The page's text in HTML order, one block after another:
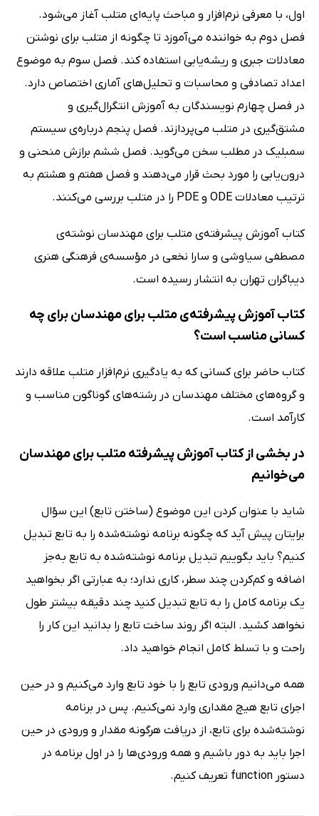
اول، با معرفی نرم‌افزار و مباحث پایه‌ای متلب آغاز می‌شود.
فصل دوم به خواننده می‌آموزد تا چگونه از متلب برای نوشتن
معادلات جبری و ریشه‌یابی استفاده کند. فصل سوم به موضوع
اعداد تصادفی و محاسبات و تحلیل‌های آماری اختصاص دارد.
در فصل چهارم نویسندگان به آموزش انتگرال‌گیری و
مشتق‌گیری در متلب می‌پردازند. فصل پنجم درباره‌ی سیستم
سمبلیک در مطلب سخن می‌گوید. فصل ششم برازش منحنی و
درون‌یابی را مورد بحث قرار می‌دهند و فصل هفتم و هشتم به
ترتیب معادلات ODE و PDE را در متلب بررسی می‌کنند.
کتاب آموزش پیشرفته‌ی متلب برای مهندسان نوشته‌ی
مصطفی سیاوشی و سارا نخعی در مؤسسه‌ی فرهنگی هنری
دیباگران تهران به انتشار رسیده است.
کتاب آموزش پیشرفته‌ی متلب برای مهندسان برای چه
کسانی مناسب است؟
کتاب حاضر برای کسانی که به یادگیری نرم‌افزار متلب علاقه دارند
و گروه‌های مختلف مهندسان در رشته‌های گوناگون مناسب و
کارآمد است.
در بخشی از کتاب آموزش پیشرفته متلب برای مهندسان
می‌خوانیم
شاید با عنوان کردن این موضوع (ساختن تابع) این سؤال
برایتان پیش آید که چگونه برنامه نوشته‌شده را به تابع تبدیل
کنیم؟ باید بگوییم تبدیل برنامه نوشته‌شده به تابع به‌جز
اضافه و کم‌کردن چند سطر، کارى ندارد؛ به عبارتى اگر بخواهید
یک برنامه کامل را به تابع تبدیل کنید چند دقیقه بیشتر طول
نخواهد کشید. البته اگر روند ساخت تابع را بدانید این کار را
راحت و با تسلط کامل انجام خواهید داد.
همه می‌دانیم ورودى تابع را با خود تابع وارد می‌کنیم و در حین
اجراى تابع هیچ مقدارى وارد نمی‌کنیم. پس در برنامه
نوشته‌شده براى تابع، از دریافت هرگونه مقدار و ورودى در حین
اجرا باید به دور باشیم و همه ورودی‌ها را در اول برنامه در
دستور function تعریف کنیم.